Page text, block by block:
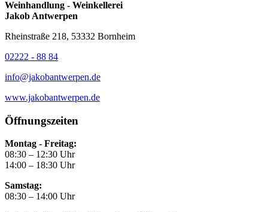
Weinhandlung - Weinkellerei
Jakob Antwerpen
Rheinstraße 218, 53332 Bornheim
02222 - 88 84
info@jakobantwerpen.de
www.jakobantwerpen.de
Öffnungszeiten
Montag - Freitag:
08:30 – 12:30 Uhr
14:00 – 18:30 Uhr
Samstag:
08:30 – 14:00 Uhr